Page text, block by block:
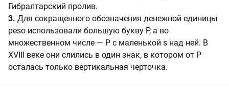
Гибралтарский пролив.
3. Для сокращенного обозначения денежной единицы
peso использовали большую букву P, а во
множественном числе — P с маленькой s над ней. В
XVIII веке они слились в один знак, в котором от P
осталась только вертикальная черточка.